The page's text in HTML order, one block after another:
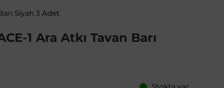
Siyah 3 Adet
1 Ara Atkı Tavan Barı